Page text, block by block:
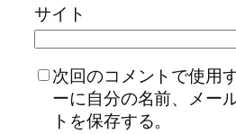
サイト
次回のコメントで使用
ーに自分の名前、メー
トを保存する。